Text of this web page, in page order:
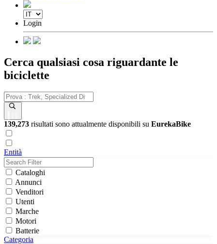
Login
Cerca qualsiasi cosa riguardante le
biciclette
139,273 risultati sono attualmente disponibili su EurekaBike
Entità
Cataloghi
Annunci
Venditori
Utenti
Marche
Motori
Batterie
Categoria